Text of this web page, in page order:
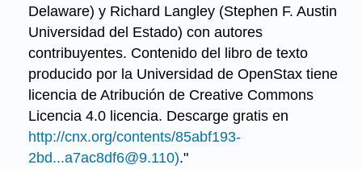
Delaware) y Richard Langley (Stephen F. Austin
Universidad del Estado) con autores
contribuyentes. Contenido del libro de texto
producido por la Universidad de OpenStax tiene
licencia de Atribución de Creative Commons
Licencia 4.0 licencia. Descarge gratis en
http://cnx.org/contents/85abf193-
2bd...a7ac8df6@9.110)."